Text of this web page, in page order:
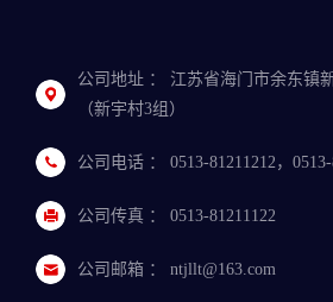
公司地址 ： 江苏省海门市余东镇
（新宇村3组）
公司电话 ： 0513-81211212，
公司传真 ： 0513-81211122
公司邮箱 ： ntjllt@163.com